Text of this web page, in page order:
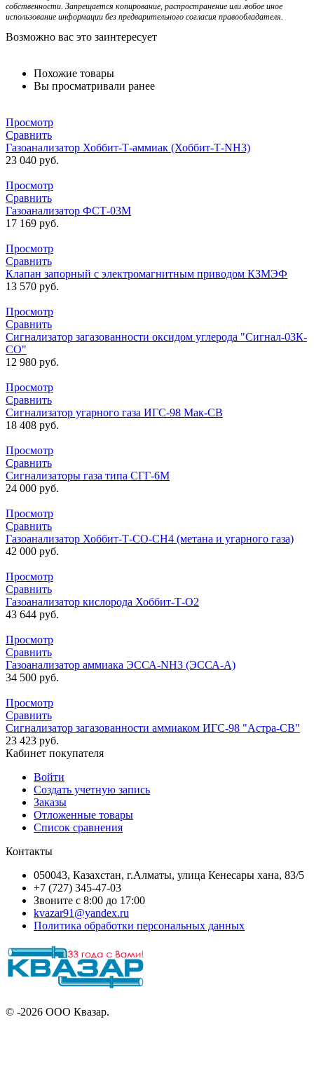
собственности. Запрещается копирование, распространение или любое иное
использование информации без предварительного согласия правообладателя.
Возможно вас это заинтересует
Похожие товары
Вы просматривали ранее
Просмотр
Сравнить
Газоанализатор Хоббит-Т-аммиак (Хоббит-Т-NH3)
23 040 руб.
Просмотр
Сравнить
Газоанализатор ФСТ-03М
17 169 руб.
Просмотр
Сравнить
Клапан запорный с электромагнитным приводом КЗМЭФ
13 570 руб.
Просмотр
Сравнить
Сигнализатор загазованности оксидом углерода "Сигнал-03К-
СО"
12 980 руб.
Просмотр
Сравнить
Сигнализатор угарного газа ИГС-98 Мак-СВ
18 408 руб.
Просмотр
Сравнить
Сигнализаторы газа типа СГГ-6М
24 000 руб.
Просмотр
Сравнить
Газоанализатор Хоббит-Т-СО-СН4 (метана и угарного газа)
42 000 руб.
Просмотр
Сравнить
Газоанализатор кислорода Хоббит-Т-О2
43 644 руб.
Просмотр
Сравнить
Газоанализатор аммиака ЭССА-NH3 (ЭССА-А)
34 500 руб.
Просмотр
Сравнить
Сигнализатор загазованности аммиаком ИГС-98 "Астра-СВ"
23 423 руб.
Кабинет покупателя
Войти
Создать учетную запись
Заказы
Отложенные товары
Список сравнения
Контакты
050043, Казахстан, г.Алматы, улица Кенесары хана, 83/5
+7 (727) 345-47-03
Звоните с 8:00 до 17:00
kvazar91@yandex.ru
Политика обработки персональных данных
© -2026 ООО Квазар.